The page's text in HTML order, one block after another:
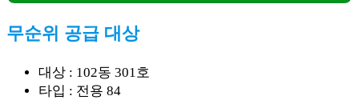
무순위 공급 대상
대상 : 102동 301호
타입 : 전용 84